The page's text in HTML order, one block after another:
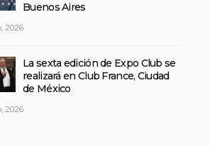
Buenos Aires
2026
La sexta edición de Expo Club se
realizará en Club France, Ciudad
de México
2026